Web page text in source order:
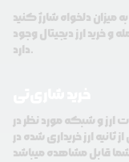
معامله و خرید ارز دیجیتال وجود
دارد.
ارز و شبکه مورد نظر در
ارز خریداری شده در